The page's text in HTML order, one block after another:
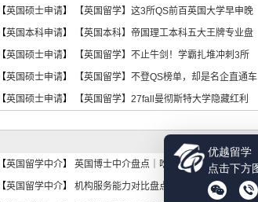
【英国硕士申请】
【英国留学】这3所QS前百英国大学早申晚
【英国本科申请】
【英国本科】帝国理工本科五大王牌专业盘
【英国硕士申请】
【英国留学】不止牛剑！学霸扎堆冲刺3所
【英国硕士申请】
【英国留学】不登QS榜单，却是名企直通车
【英国硕士申请】 【英国留学】27fall曼彻斯特大学隐藏红利
【英国留学中介】 英国博士中介盘点｜吃透多家机构选择要点
【英国留学中介】 机构服务能力对比盘点：高端英国博士留学